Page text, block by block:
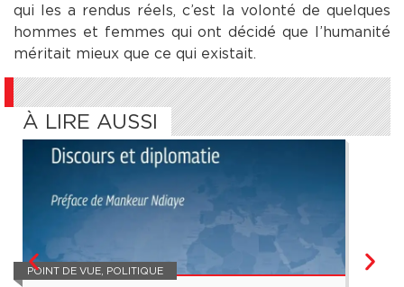
qui les a rendus réels, c’est la volonté de quelques
hommes et femmes qui ont décidé que l’humanité
méritait mieux que ce qui existait.
À LIRE AUSSI
POINT DE VUE, POLITIQUE POINT